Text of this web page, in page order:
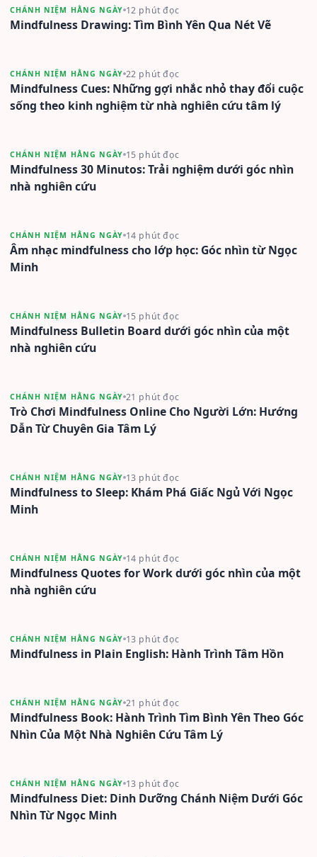
CHÁNH NIỆM HẰNG NGÀY 12 phút đọc
Mindfulness Drawing: Tìm Bình Yên Qua Nét Vẽ
CHÁNH NIỆM HẰNG NGÀY 22 phút đọc
Mindfulness Cues: Những gợi nhắc nhỏ thay đổi cuộc
sống theo kinh nghiệm từ nhà nghiên cứu tâm lý
CHÁNH NIỆM HẰNG NGÀY 15 phút đọc
Mindfulness 30 Minutos: Trải nghiệm dưới góc nhìn
nhà nghiên cứu
CHÁNH NIỆM HẰNG NGÀY 14 phút đọc
Âm nhạc mindfulness cho lớp học: Góc nhìn từ Ngọc
Minh
CHÁNH NIỆM HẰNG NGÀY 15 phút đọc
Mindfulness Bulletin Board dưới góc nhìn của một
nhà nghiên cứu
CHÁNH NIỆM HẰNG NGÀY 21 phút đọc
Trò Chơi Mindfulness Online Cho Người Lớn: Hướng
Dẫn Từ Chuyên Gia Tâm Lý
CHÁNH NIỆM HẰNG NGÀY 13 phút đọc
Mindfulness to Sleep: Khám Phá Giấc Ngủ Với Ngọc
Minh
CHÁNH NIỆM HẰNG NGÀY 14 phút đọc
Mindfulness Quotes for Work dưới góc nhìn của một
nhà nghiên cứu
CHÁNH NIỆM HẰNG NGÀY 13 phút đọc
Mindfulness in Plain English: Hành Trình Tâm Hồn
CHÁNH NIỆM HẰNG NGÀY 21 phút đọc
Mindfulness Book: Hành Trình Tìm Bình Yên Theo Góc
Nhìn Của Một Nhà Nghiên Cứu Tâm Lý
CHÁNH NIỆM HẰNG NGÀY 13 phút đọc
Mindfulness Diet: Dinh Dưỡng Chánh Niệm Dưới Góc
Nhìn Từ Ngọc Minh